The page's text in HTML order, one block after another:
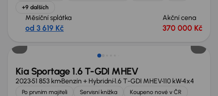
+9 dalších
Měsíční splátka
od 3 619 Kč
Akční cena
370 000 Kč
Možnost odpočtu DPH
Kia Sportage 1.6 T-GDI MHEV
202351 853 kmBenzín + Hybridní1.6 T-GDI MHEV110 kW4x4
Po prvním majiteli Servisní knížka
Koupeno nové v ČR